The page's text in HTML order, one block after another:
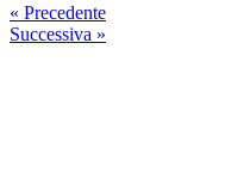
« Precedente
Successiva »